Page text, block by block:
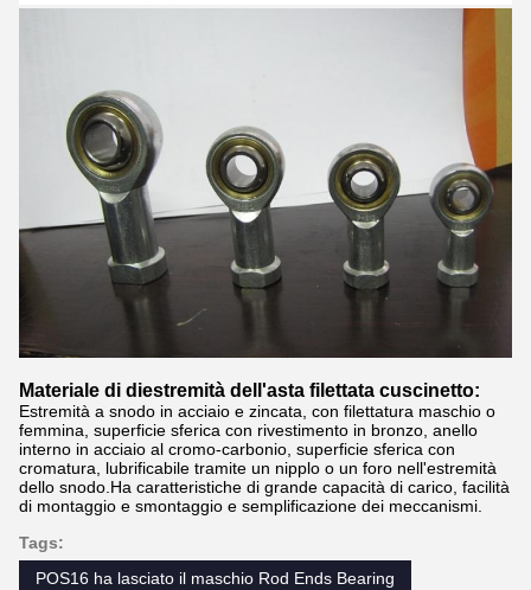
Materiale di diestremità dell'asta filettata cuscinetto:
Estremità a snodo in acciaio e zincata, con filettatura maschio o
femmina, superficie sferica con rivestimento in bronzo, anello
interno in acciaio al cromo-carbonio, superficie sferica con
cromatura, lubrificabile tramite un nipplo o un foro nell'estremità
dello snodo.Ha caratteristiche di grande capacità di carico, facilità
di montaggio e smontaggio e semplificazione dei meccanismi.
Tags:
POS16 ha lasciato il maschio Rod Ends Bearing